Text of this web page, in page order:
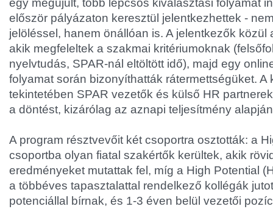
egy megújult, több lépcsős kiválasztási folyamat
először pályázaton keresztül jelentkezhettek -
jelöléssel, hanem önállóan is. A jelentkezők közül
akik megfeleltek a szakmai kritériumoknak
nyelvtudás, SPAR-nál eltöltött idő), majd egy
folyamat során bizonyíthatták rátermettségüket. A
tekintetében SPAR vezetők és külső HR
a döntést, kizárólag az aznapi teljesítmény
A program résztvevőit két csoportra osztották: a
csoportba olyan fiatal szakértők kerültek, akik
eredményeket mutattak fel, míg a High Potential
a többéves tapasztalattal rendelkező kollégák
potenciállal bírnak, és 1-3 éven belül vezetői